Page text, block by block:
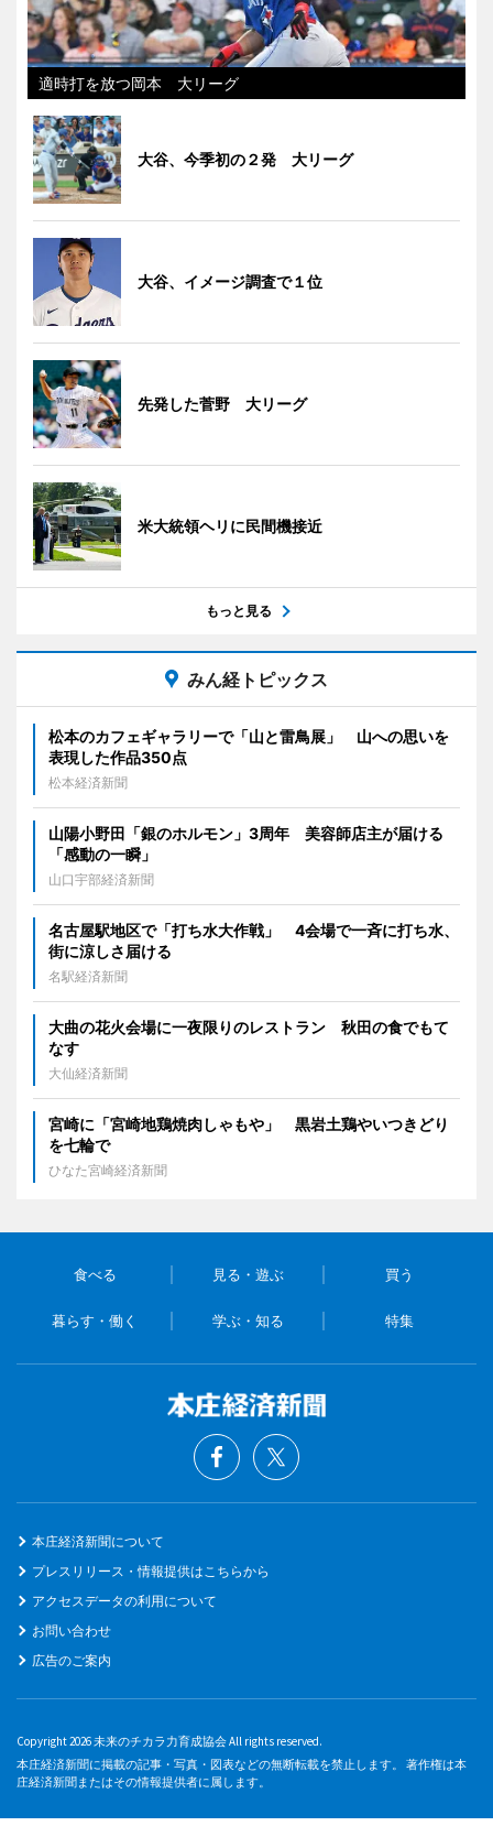
適時打を放つ岡本 大リーグ
大谷、今季初の２発 大リーグ
大谷、イメージ調査で１位
先発した菅野 大リーグ
米大統領ヘリに民間機接近
もっと見る
みん経トピックス
松本のカフェギャラリーで「山と雷鳥展」 山への思いを
表現した作品350点
松本経済新聞
山陽小野田「銀のホルモン」3周年 美容師店主が届ける
「感動の一瞬」
山口宇部経済新聞
名古屋駅地区で「打ち水大作戦」 4会場で一斉に打ち水、
街に涼しさ届ける
名駅経済新聞
大曲の花火会場に一夜限りのレストラン 秋田の食でもて
なす
大仙経済新聞
宮崎に「宮崎地鶏焼肉しゃもや」 黒岩土鶏やいつきどり
を七輪で
ひなた宮崎経済新聞
食べる 見る・遊ぶ 買う
暮らす・働く 学ぶ・知る 特集
本庄経済新聞について
プレスリリース・情報提供はこちらから
アクセスデータの利用について
お問い合わせ
広告のご案内
Copyright 2026 未来のチカラ力育成協会 All rights reserved.
本庄経済新聞に掲載の記事・写真・図表などの無断転載を禁止します。 著作権は本
庄経済新聞またはその情報提供者に属します。